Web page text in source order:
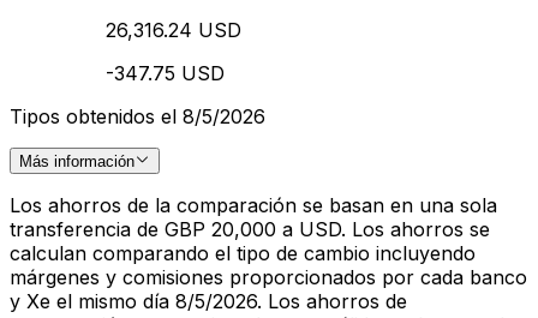
26,316.24 USD
-347.75 USD
Tipos obtenidos el 8/5/2026
Más información
Los ahorros de la comparación se basan en una sola
transferencia de GBP 20,000 a USD. Los ahorros se
calculan comparando el tipo de cambio incluyendo
márgenes y comisiones proporcionados por cada banco
y Xe el mismo día 8/5/2026. Los ahorros de